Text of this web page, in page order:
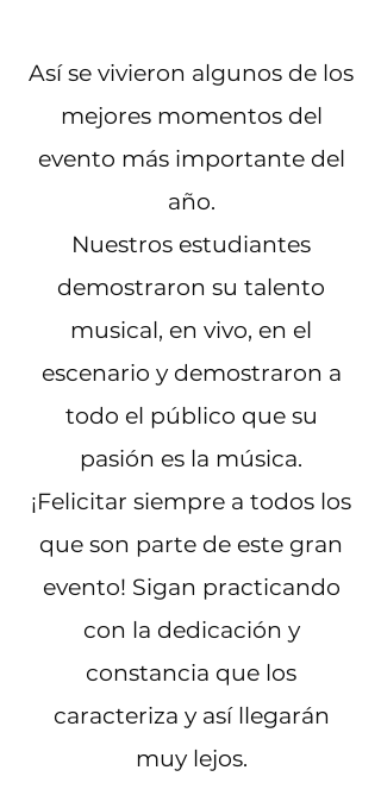
Así se vivieron algunos de los
mejores momentos del
evento más importante del
año.
Nuestros estudiantes
demostraron su talento
musical, en vivo, en el
escenario y demostraron a
todo el público que su
pasión es la música.
¡Felicitar siempre a todos los
que son parte de este gran
evento! Sigan practicando
con la dedicación y
constancia que los
caracteriza y así llegarán
muy lejos.